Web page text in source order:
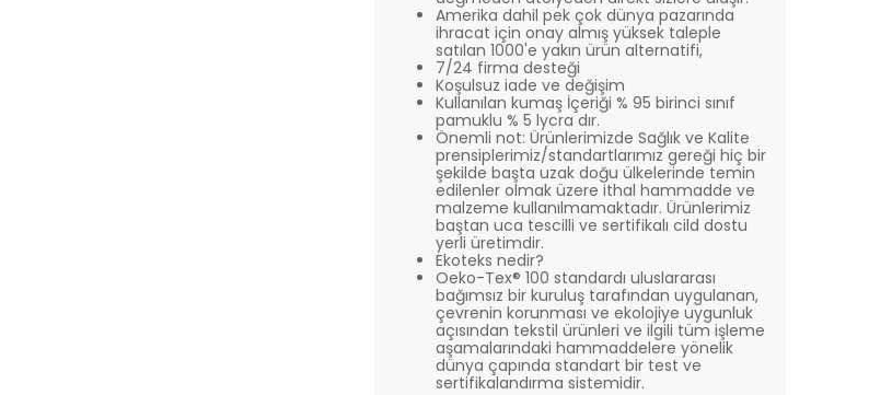
Amerika dahil pek çok dünya pazarında
ihracat için onay almış yüksek taleple
satılan 1000'e yakın ürün alternatifi,
7/24 firma desteği
Koşulsuz iade ve değişim
Kullanılan kumaş İçeriği % 95 birinci sınıf
pamuklu % 5 lycra dır.
Önemli not: Ürünlerimizde Sağlık ve Kalite
prensiplerimiz/standartlarımız gereği hiç bir
şekilde başta uzak doğu ülkelerinde temin
edilenler olmak üzere ithal hammadde ve
malzeme kullanılmamaktadır. Ürünlerimiz
baştan uca tescilli ve sertifikalı cild dostu
yerli üretimdir.
Ekoteks nedir?
Oeko-Tex® 100 standardı uluslararası
bağımsız bir kuruluş tarafından uygulanan,
çevrenin korunması ve ekolojiye uygunluk
açısından tekstil ürünleri ve ilgili tüm işleme
aşamalarındaki hammaddelere yönelik
dünya çapında standart bir test ve
sertifikalandırma sistemidir.